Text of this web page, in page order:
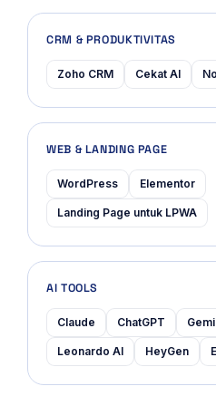
CRM & PRODUKTIVITAS
Zoho CRM Cekat AI
WEB & LANDING PAGE
WordPress Elementor
Landing Page untuk LPWA
AI TOOLS
Claude ChatGPT
Leonardo AI HeyGen